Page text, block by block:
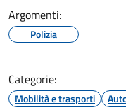
Argomenti:
Polizia
Categorie:
Mobilità e trasporti